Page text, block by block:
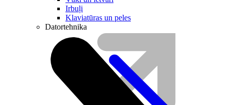
Irbuļi
Klaviatūras un peles
Datortehnika